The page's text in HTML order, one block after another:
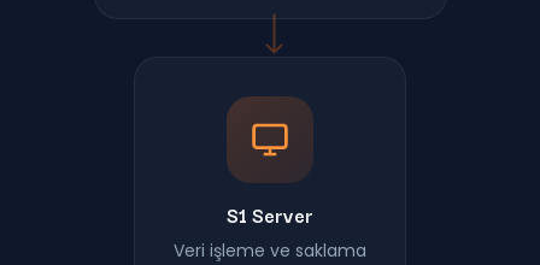
S1 Server
Veri işleme ve saklama